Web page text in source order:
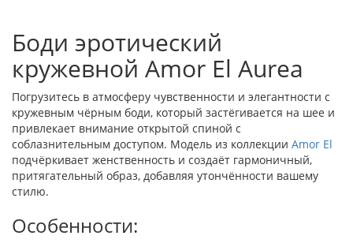
Боди эротический
кружевной Amor El Aurea
Погрузитесь в атмосферу чувственности и элегантности с
кружевным чёрным боди, который застёгивается на шее и
привлекает внимание открытой спиной с
соблазнительным доступом. Модель из коллекции Amor El
подчёркивает женственность и создаёт гармоничный,
притягательный образ, добавляя утончённости вашему
стилю.
Особенности: